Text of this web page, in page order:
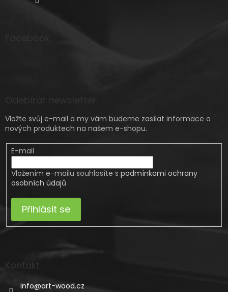
Vložte svůj e-mail a my vám budeme zasílat informace o
nových produktech na našem e-shopu.
E-mail
Vložením e-mailu souhlasíte s podmínkami ochrany
osobních údajů
Přihlásit se
Kontakt
info@art-wood.cz